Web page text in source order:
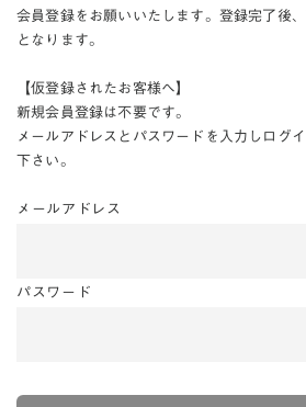
会員登録をお願いいたします。登録完了後
となります。
【仮登録されたお客様へ】
新規会員登録は不要です。
メールアドレスとパスワードを入力しログ
下さい。
メールアドレス
パスワード